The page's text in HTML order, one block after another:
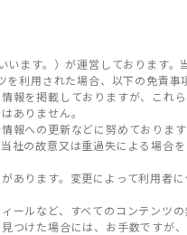
ます。）が運営しております
利用された場合、以下の免責事
報を掲載しておりますが、これ
ありません。
報への更新などに努めており
社の故意又は重過失による場合
あります。変更によって利用者
ールなど、すべてのコンテンツ
つけた場合には、お手数ですが